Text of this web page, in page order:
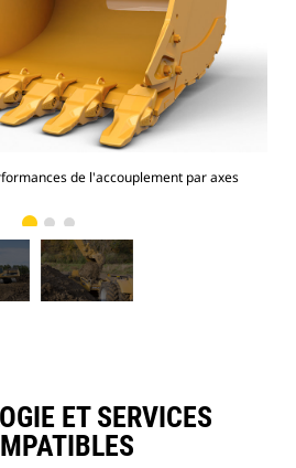
de l'accouplement par axes
ET SERVICES